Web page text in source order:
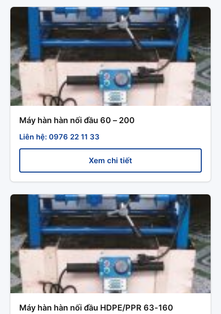
Máy hàn hàn nối đầu 60 – 200
Liên hệ: 0976 22 11 33
Xem chi tiết
Máy hàn hàn nối đầu HDPE/PPR 63-160